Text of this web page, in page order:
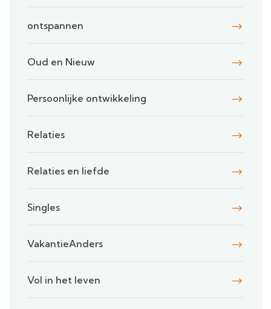
ontspannen
Oud en Nieuw
Persoonlijke ontwikkeling
Relaties
Relaties en liefde
Singles
VakantieAnders
Vol in het leven